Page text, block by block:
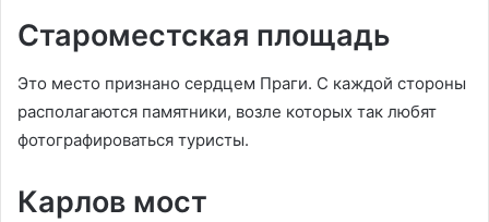
Староместская площадь
Это место признано сердцем Праги. С каждой стороны
располагаются памятники, возле которых так любят
фотографироваться туристы.
Карлов мост